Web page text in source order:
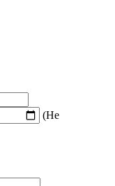
(Не